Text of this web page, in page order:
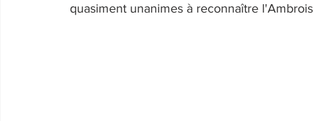
quasiment unanimes à reconnaître